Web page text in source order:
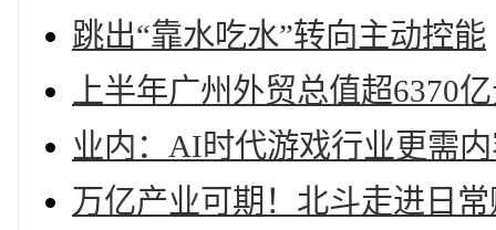
跳出“靠水吃水”转向主动控能
上半年广州外贸总值超6370
业内：AI时代游戏行业更需
万亿产业可期！北斗走进日